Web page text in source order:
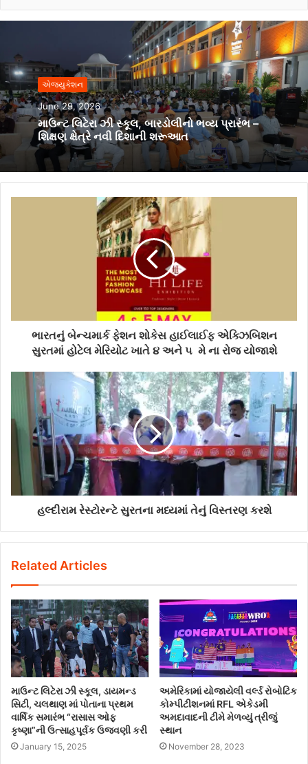
એજ્યુકેશન
June 29, 2026
માઉન્ટ લિટેરા ઝી સ્કૂલ, બારડોલીનો ભવ્ય પ્રારંભ –
શિક્ષણ ક્ષેત્રે નવી દિશાની શરૂઆત
ભારતનું બેન્ચમાર્ક ફેશન શોકેસ હાઈલાઈફ એક્ઝિબિશન
સુરતમાં હોટેલ મેરિયોટ ખાતે ૪ અને ૫ મે ના રોજ યોજાશે
હલ્દીરામ રેસ્ટોરન્ટે સુરતના મધ્યમાં તેનું વિસ્તરણ કરશે
Related Articles
માઉન્ટ લિટેરા ઝી સ્કૂલ, ડાયમન્ડ
સિટી, ચલથાણ માં પોતાના પ્રથમ
વાર્ષિક સમારંભ “રાસાસ ઓફ
કૃષ્ણા”ની ઉત્સાહપૂર્વક ઉજવણી કરી
January 15, 2025
અમેરિકામાં યોજાયેલી વર્લ્ડ રોબોટિક
કોમ્પીટીશનમાં RFL એકેડમી
અમદાવાદની ટીમે મેળવ્યું ત્રીજું
સ્થાન
November 28, 2023